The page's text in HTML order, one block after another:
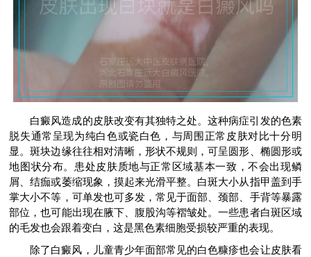
白癜风造成的皮肤改变有其独特之处。这种病症引发的色素
脱失通常呈现为纯白色或瓷白色，与周围正常皮肤对比十分明
显。斑块边缘往往相对清晰，形状不规则，可呈圆形、椭圆形或
地图状分布。患处皮肤质地与正常区域基本一致，不会出现鳞
屑、结痂或萎缩现象，摸起来光滑平整。白斑大小从指甲盖到手
掌大小不等，可单发也可多发，常见于面部、颈部、手背等暴露
部位，也可能出现在腋下、腹股沟等褶皱处。一些患者白斑区域
的毛发也会跟着变白，这是黑色素细胞受损较严重的表现。
除了白癜风，儿童青少年面部常见的白色糠疹也会让皮肤看